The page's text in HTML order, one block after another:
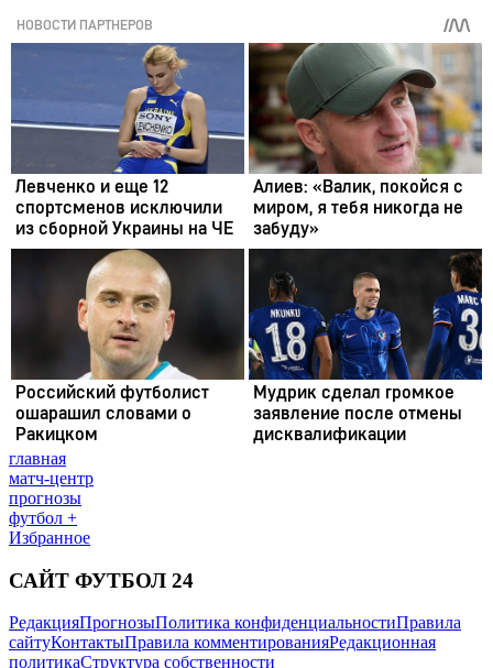
главная
матч-центр
прогнозы
футбол +
Избранное
САЙТ ФУТБОЛ 24
РедакцияПрогнозыПолитика конфиденциальностиПравила
сайтуКонтактыПравила комментированияРедакционная
политикаСтруктура собственности